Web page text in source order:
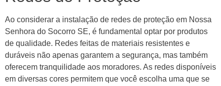
Ao considerar a instalação de redes de proteção em Nossa
Senhora do Socorro SE, é fundamental optar por produtos
de qualidade. Redes feitas de materiais resistentes e
duráveis não apenas garantem a segurança, mas também
oferecem tranquilidade aos moradores. As redes disponíveis
em diversas cores permitem que você escolha uma que se